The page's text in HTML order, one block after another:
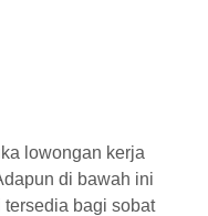
lowongan kerja
di bawah ini
bagi sobat